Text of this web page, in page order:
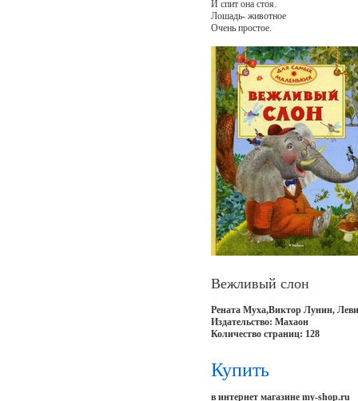
И спит она стоя.
Лошадь- животное
Очень простое.
Вежливый слон
Рената Муха,Виктор Лунин,
Издательство: Махаон
Количество страниц: 128
Купить
в интернет магазине my-shop.ru